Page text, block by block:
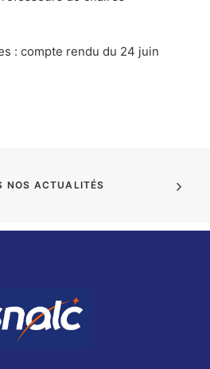
: compte rendu du 24 juin
NOS ACTUALITÉS